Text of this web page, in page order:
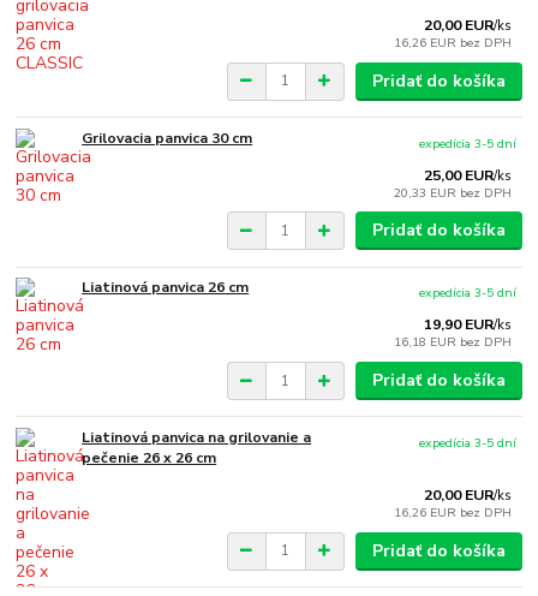
20,00 EUR/ks
16,26 EUR bez DPH
Pridať do košíka
Grilovacia panvica 30 cm
25,00 EUR/ks
20,33 EUR bez DPH
expedícia 3-5 dní
Pridať do košíka
Liatinová panvica 26 cm
19,90 EUR/ks
16,18 EUR bez DPH
expedícia 3-5 dní
Pridať do košíka
Liatinová panvica na grilovanie a
pečenie 26 x 26 cm
20,00 EUR/ks
16,26 EUR bez DPH
expedícia 3-5 dní
Pridať do košíka